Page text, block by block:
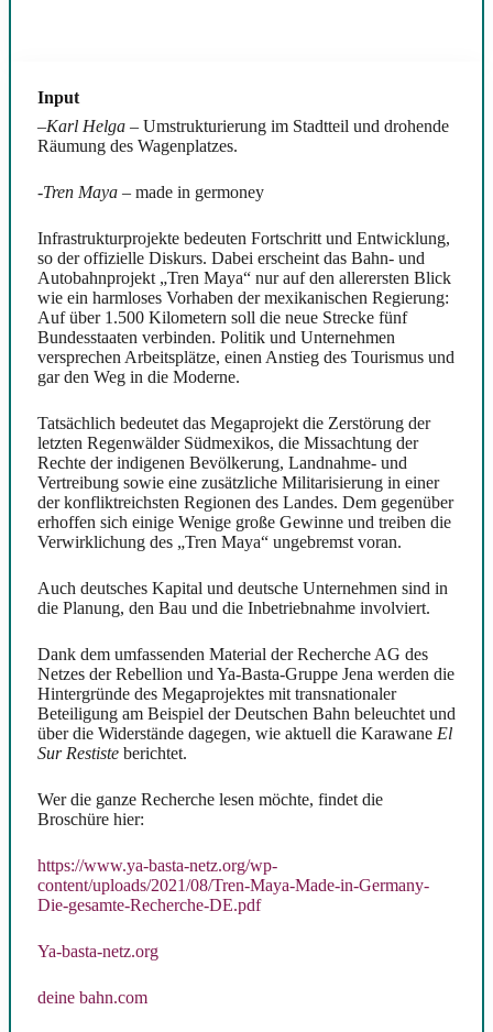
Input
–Karl Helga – Umstrukturierung im Stadtteil und drohende
Räumung des Wagenplatzes.
-Tren Maya – made in germoney
Infrastrukturprojekte bedeuten Fortschritt und Entwicklung,
so der offizielle Diskurs. Dabei erscheint das Bahn- und
Autobahnprojekt „Tren Maya“ nur auf den allerersten Blick
wie ein harmloses Vorhaben der mexikanischen Regierung:
Auf über 1.500 Kilometern soll die neue Strecke fünf
Bundesstaaten verbinden. Politik und Unternehmen
versprechen Arbeitsplätze, einen Anstieg des Tourismus und
gar den Weg in die Moderne.
Tatsächlich bedeutet das Megaprojekt die Zerstörung der
letzten Regenwälder Südmexikos, die Missachtung der
Rechte der indigenen Bevölkerung, Landnahme- und
Vertreibung sowie eine zusätzliche Militarisierung in einer
der konfliktreichsten Regionen des Landes. Dem gegenüber
erhoffen sich einige Wenige große Gewinne und treiben die
Verwirklichung des „Tren Maya“ ungebremst voran.
Auch deutsches Kapital und deutsche Unternehmen sind in
die Planung, den Bau und die Inbetriebnahme involviert.
Dank dem umfassenden Material der Recherche AG des
Netzes der Rebellion und Ya-Basta-Gruppe Jena werden die
Hintergründe des Megaprojektes mit transnationaler
Beteiligung am Beispiel der Deutschen Bahn beleuchtet und
über die Widerstände dagegen, wie aktuell die Karawane El
Sur Restiste berichtet.
Wer die ganze Recherche lesen möchte, findet die
Broschüre hier:
https://www.ya-basta-netz.org/wp-
content/uploads/2021/08/Tren-Maya-Made-in-Germany-
Die-gesamte-Recherche-DE.pdf
Ya-basta-netz.org
deine bahn.com